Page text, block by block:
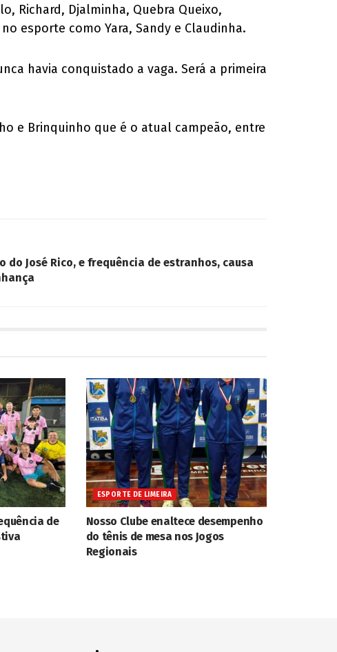
Richard, Djalminha, Quebra Queixo,
esporte como Yara, Sandy e Claudinha.
havia conquistado a vaga. Será a primeira
e Brinquinho que é o atual campeão, entre
do José Rico, e frequência de estranhos, causa
de
ESPORTE DE LIMEIRA
Nosso Clube enaltece desempenho
do tênis de mesa nos Jogos
Regionais